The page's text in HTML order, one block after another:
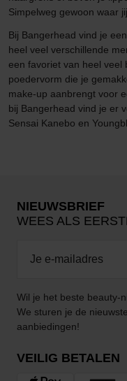
Simpelweg gewoon waar
Bij Bangerhead vind je
heel veel verschillende
een favoriet van heel veel
poedervorm die je
make-up aanbrengt voor
bij Bangerhead vind je er
Sensai Kanebo en
NIEUWSBRIEF
WEES ALS
Wil je het beste beauty-
We sturen je de
aanbiedingen!
VEILIG BETALEN